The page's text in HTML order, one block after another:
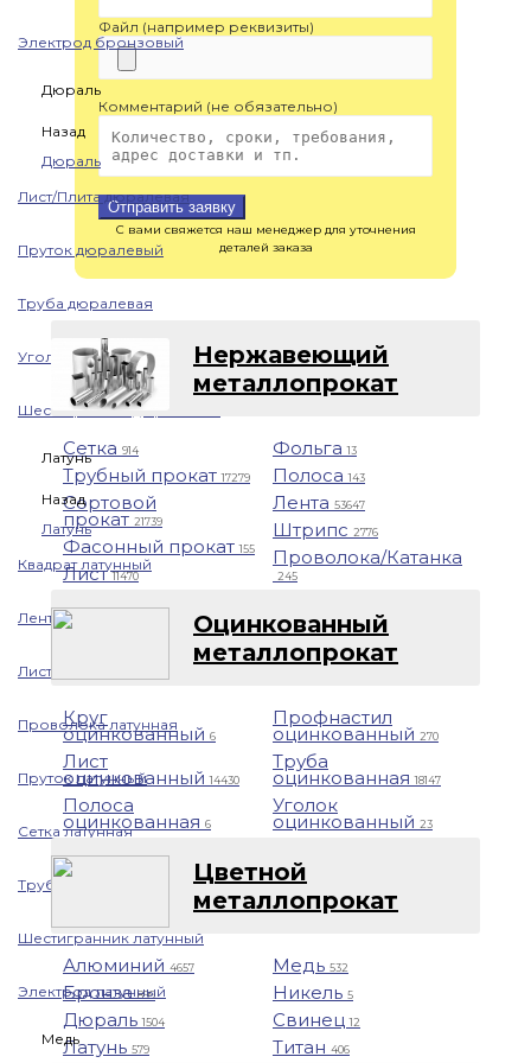
Электрод бронзовый
Дюраль
Назад
Дюраль
Лист/Плита дюралевая
Пруток дюралевый
Труба дюралевая
Уголок дюралевый
Шестигранник дюралевый
Латунь
Назад
Латунь
Квадрат латунный
Лента латунная
Лист/Плита латунная
Проволока латунная
Пруток латунный
Сетка латунная
Труба латунная
Шестигранник латунный
Электрод латунный
Медь
Файл (например реквизиты)
Комментарий (не обязательно)
Отправить заявку
С вами свяжется наш менеджер для уточнения
деталей заказа
Нержавеющий
металлопрокат
Сетка 914
Трубный прокат17279
Сортовой
прокат 21739
Фасонный прокат155
Лист11470
Фольга13
Полоса143
Лента 53647
Штрипс 2776
Проволока/Катанка
245
Оцинкованный
металлопрокат
Круг
оцинкованный 6
Лист
оцинкованный14430
Полоса
оцинкованная 6
Профнастил
оцинкованный 270
Труба
оцинкованная18147
Уголок
оцинкованный 23
Цветной
металлопрокат
Алюминий 4657
Бронза899
Дюраль1504
Латунь 579
Медь 532
Никель 5
Свинец12
Титан 406